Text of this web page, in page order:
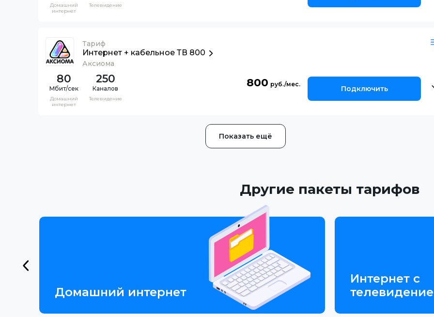
Домашний
интернет
Телевидение
Тариф
Интернет + кабельное ТВ 800
Аксиома
80
Домашний
интернет
250
Каналов
Телевидение
800 Подключить
Показать ещё
Другие пакеты тарифов
Домашний интернет
Интернет с